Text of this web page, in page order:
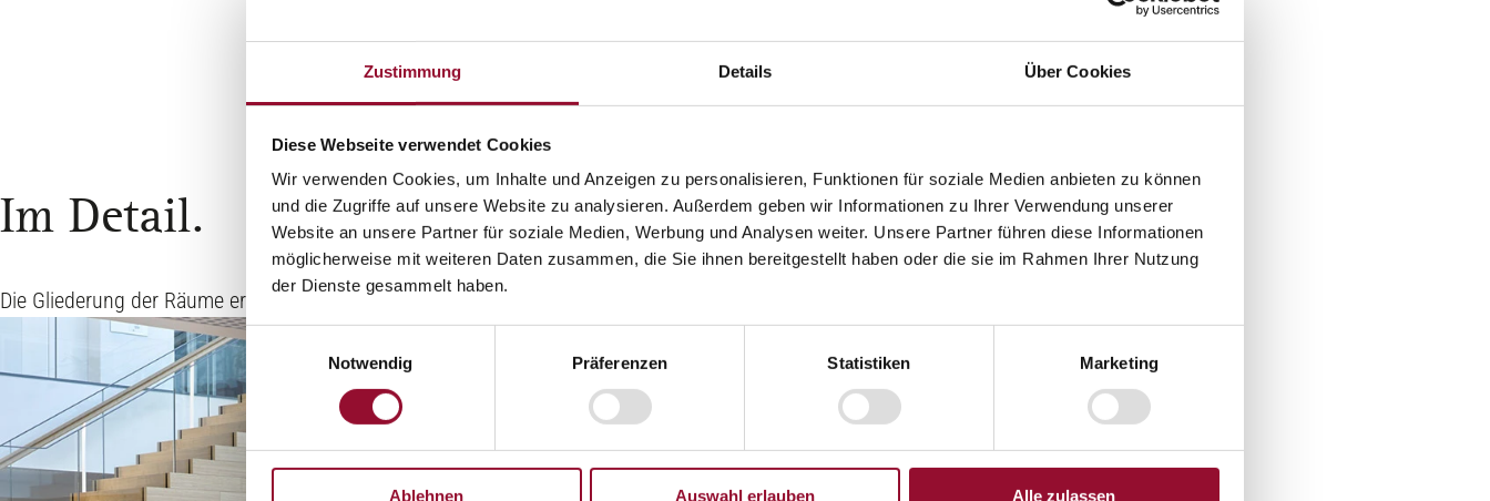
Zustimmung Details Über Cookies
Diese Webseite verwendet Cookies
Wir verwenden Cookies, um Inhalte und Anzeigen zu personalisieren, Funktionen für soziale Medien anbieten zu können
und die Zugriffe auf unsere Website zu analysieren. Außerdem geben wir Informationen zu Ihrer Verwendung unserer
Website an unsere Partner für soziale Medien, Werbung und Analysen weiter. Unsere Partner führen diese Informationen
möglicherweise mit weiteren Daten zusammen, die Sie ihnen bereitgestellt haben oder die sie im Rahmen Ihrer Nutzung
der Dienste gesammelt haben.
Einwilligungsauswahl
Notwendig
Präferenzen Statistiken Marketing
Ablehnen Auswahl erlauben Alle zulassen
Im Detail.
Die Gliederung der Räume erfolgte mit flexiblen Glaswandsystemen.